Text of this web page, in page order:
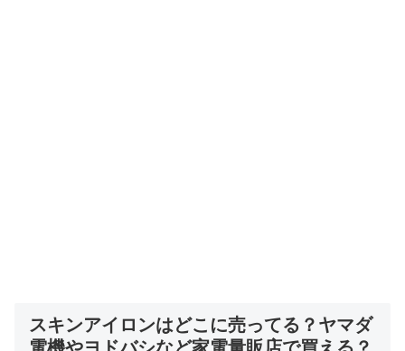
スキンアイロンはどこに売ってる？ヤマダ